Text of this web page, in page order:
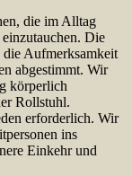
die im Alltag
Die
Aufmerksamkeit
abgestimmt. Wir
körperlich
Rollstuhl.
erforderlich. Wir
ins
Einkehr und